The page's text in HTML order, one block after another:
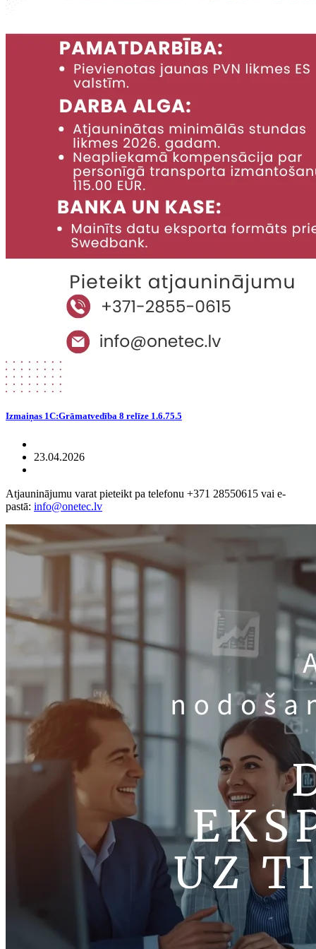
Izmaiņas 1C:Grāmatvedība 8 relīze 1.6.75.5
23.04.2026
Atjauninājumu varat pieteikt pa telefonu +371 28550615 vai e-
pastā: info@onetec.lv